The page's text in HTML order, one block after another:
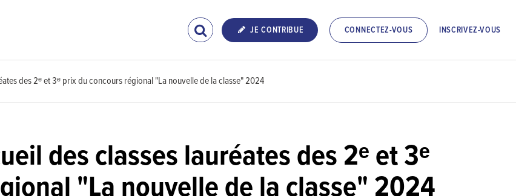
JE CONTRIBUE CONNECTEZ-VOUS INSCRIVEZ-VOUS
des 2ᵉ et 3ᵉ prix du concours régional "La nouvelle de la classe" 2024
des classes lauréates des 2ᵉ et 3ᵉ